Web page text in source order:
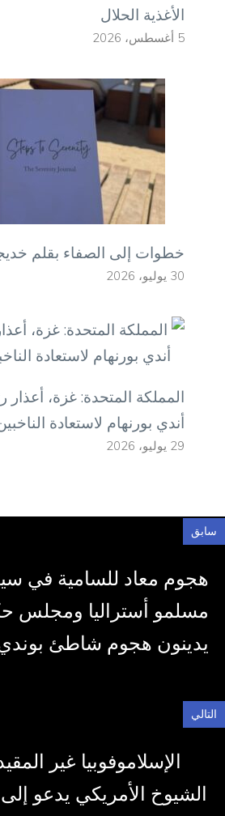
الأغذية الحلال
5 أغسطس، 2026
خطوات إلى الصفاء بقلم
30 يوليو، 2026
المملكة المتحدة: غزة، أعذار
أندي بورنهام لاستعادة
29 يوليو، 2026
سابق
هجوم معاد للسامية في
مسلمو أستراليا ومجلس
يدينون هجوم شاطئ
التالي
الإسلاموفوبيا غير
الشيوخ الأمريكي يدعو